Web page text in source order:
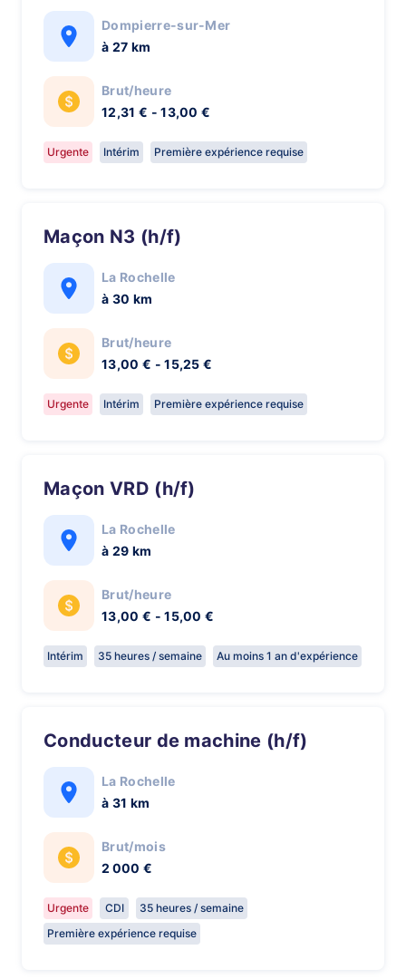
Dompierre-sur-Mer
à 27 km
Brut/heure
12,31 € - 13,00 €
Urgente Intérim Première expérience requise
Maçon N3 (h/f)
La Rochelle
à 30 km
Brut/heure
13,00 € - 15,25 €
Urgente Intérim Première expérience requise
Maçon VRD (h/f)
La Rochelle
à 29 km
Brut/heure
13,00 € - 15,00 €
Intérim 35 heures / semaine Au moins 1 an d'expérience
Conducteur de machine (h/f)
La Rochelle
à 31 km
Brut/mois
2 000 €
Urgente CDI
35 heures / semaine
Première expérience requise